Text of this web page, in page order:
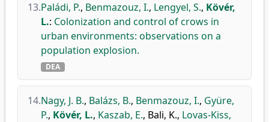
13.Paládi, P., Benmazouz, I., Lengyel, S., Kövér,
L.: Colonization and control of crows in
urban environments: observations on a
population explosion.
DEA
14.Nagy, J. B., Balázs, B., Benmazouz, I., Gyüre,
P., Kövér, L., Kaszab, E., Bali, K., Lovas-Kiss,